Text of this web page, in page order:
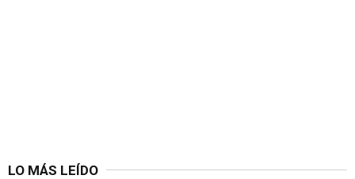
LO MÁS LEÍDO